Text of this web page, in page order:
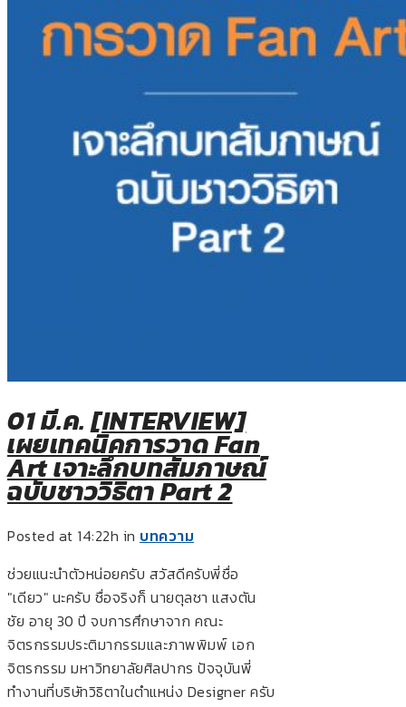
01 มี.ค. [INTERVIEW]
เผยเทคนิคการวาด Fan
Art เจาะลึกบทสัมภาษณ์
ฉบับชาววิธิตา Part 2
Posted at 14:22h in บทความ
ช่วยแนะนำตัวหน่อยครับ สวัสดีครับพี่ชื่อ
"เดียว" นะครับ ชื่อจริงก็ นายตุลชา แสงตัน
ชัย อายุ 30 ปี จบการศึกษาจาก คณะ
จิตรกรรมประติมากรรมและภาพพิมพ์ เอก
จิตรกรรม มหาวิทยาลัยศิลปากร ปัจจุบันพี่
ทำงานที่บริษัทวิธิตาในตำแหน่ง Designer ครับ